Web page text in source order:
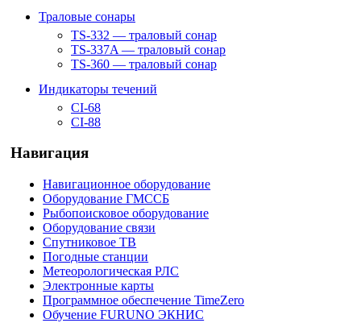
Траловые сонары
TS-332 — траловый сонар
TS-337A — траловый сонар
TS-360 — траловый сонар
Индикаторы течений
CI-68
CI-88
Навигация
Навигационное оборудование
Оборудование ГМССБ
Рыбопоисковое оборудование
Оборудование связи
Спутниковое ТВ
Погодные станции
Метеорологическая РЛС
Электронные карты
Программное обеспечение TimeZero
Обучение FURUNO ЭКНИС